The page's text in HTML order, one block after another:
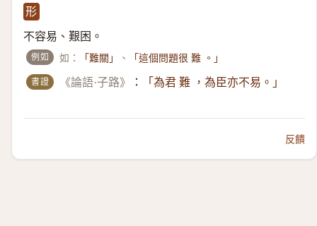
形
不容易、艱困。
例如 如： 「難關」 、 「這個問題很 難 。」
書證 《論語·子路》 ： 「為君 難 ，為臣亦不易。」
反饋